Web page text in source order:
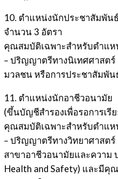
10. ตำแหน่งนักประชาสัมพันธ์
จํานวน 3 อัตรา
คุณสมบัติเฉพาะสำหรับตำแ
– ปริญญาตรีทางนิเทศศาสตร์
มวลชน หรือการประชาสัมพัน
11. ตำแหน่งนักอาชีวอนามัย
(ขึ้นบัญชีสํารองเพื่อรอการเรี
คุณสมบัติเฉพาะสำหรับตำแ
– ปริญญาตรีทางวิทยาศาสต
สาขาอาชีวอนามัยและความ
Health and Safety) และมีคุ